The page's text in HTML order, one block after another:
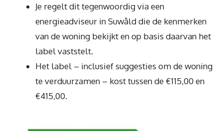
Je regelt dit tegenwoordig via een
energieadviseur in Suwâld die de kenmerken
van de woning bekijkt en op basis daarvan het
label vaststelt.
Het label – inclusief suggesties om de woning
te verduurzamen – kost tussen de €115,00 en
€415,00.